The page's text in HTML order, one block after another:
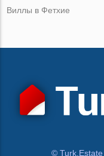
Виллы в Фетхие
©